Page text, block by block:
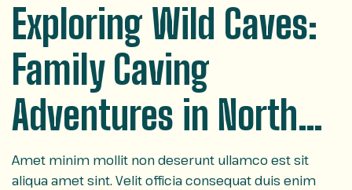
Exploring Wild Caves:
Family Caving
Adventures in North
Carolina
Amet minim mollit non deserunt ullamco est sit
aliqua amet sint. Velit officia consequat duis enim